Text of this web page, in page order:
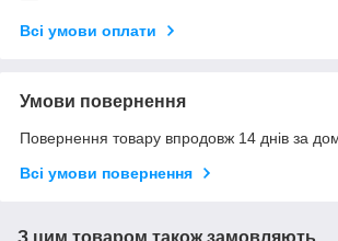
Всі умови оплати
Умови повернення
Повернення товару впродовж 14 днів за
Всі умови повернення